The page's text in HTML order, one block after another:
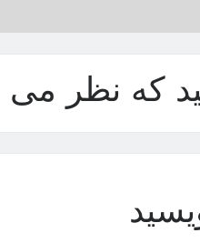
که نظر می